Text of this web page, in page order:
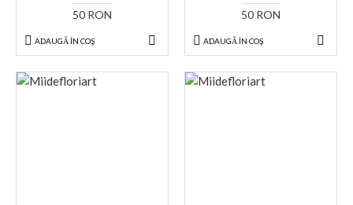
50 RON
ADAUGĂ ÎN COŞ
50 RON
ADAUGĂ ÎN COŞ